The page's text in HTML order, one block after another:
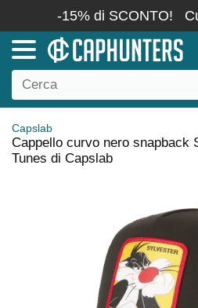
-15% di SCONTO!
Capslab
Cappello curvo nero snapback
Tunes di Capslab